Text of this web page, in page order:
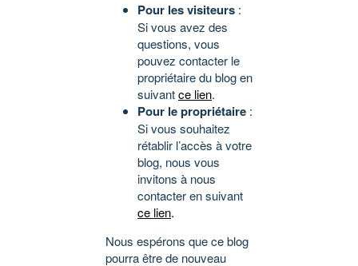
Pour les visiteurs :
Si vous avez des
questions, vous
pouvez contacter le
propriétaire du blog en
suivantce lien.
Pour le propriétaire :
Si vous souhaitez
rétablir l’accès à votre
blog, nous vous
invitons à nous
contacter en suivant
ce lien.
Nous espérons que ce blog
pourra être de nouveau